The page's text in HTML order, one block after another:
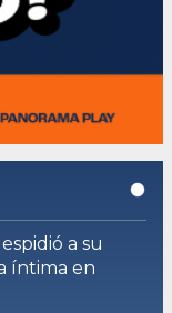
a su
íntima en